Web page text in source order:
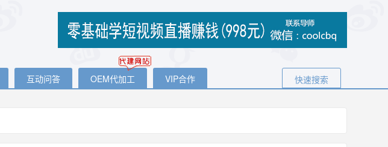
互动问答 OEM代加工 VIP合作 快速搜索